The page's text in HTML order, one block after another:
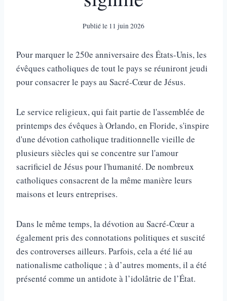
Publié le 11 juin 2026
Pour marquer le 250e anniversaire des États-Unis, les
évêques catholiques de tout le pays se réuniront jeudi
pour consacrer le pays au Sacré-Cœur de Jésus.
Le service religieux, qui fait partie de l'assemblée de
printemps des évêques à Orlando, en Floride, s'inspire
d'une dévotion catholique traditionnelle vieille de
plusieurs siècles qui se concentre sur l'amour
sacrificiel de Jésus pour l'humanité. De nombreux
catholiques consacrent de la même manière leurs
maisons et leurs entreprises.
Dans le même temps, la dévotion au Sacré-Cœur a
également pris des connotations politiques et suscité
des controverses ailleurs. Parfois, cela a été lié au
nationalisme catholique ; à d’autres moments, il a été
présenté comme un antidote à l’idolâtrie de l’État.